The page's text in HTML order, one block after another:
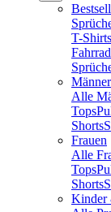
T-Shirts
Männer
Alle
Tops
Shorts
Frauen
Alle
Tops
Shorts
Kinder